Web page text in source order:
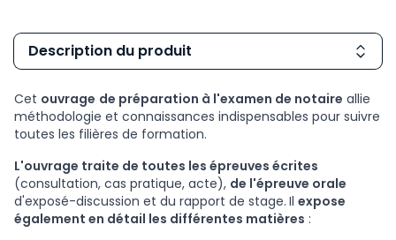
Description du produit
Cet ouvrage de préparation à l'examen de notaire allie
méthodologie et connaissances indispensables pour suivre
toutes les filières de formation.
L'ouvrage traite de toutes les épreuves écrites
(consultation, cas pratique, acte), de l'épreuve orale
d'exposé-discussion et du rapport de stage. Il expose
également en détail les différentes matières :